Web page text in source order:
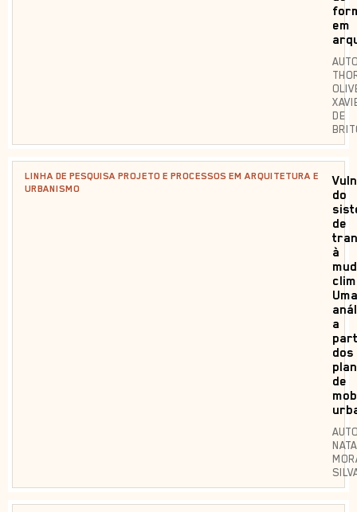
em
DE
LINHA DE PESQUISA PROJETO E PROCESSOS EM ARQUITETURA E
URBANISMO
do
de
à
Uma
a
dos
de